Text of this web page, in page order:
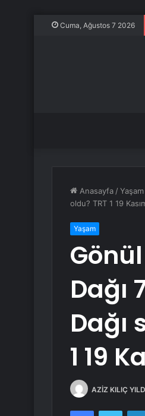
Cuma, Ağustos 7 2026
Anasayfa /Yaşam
oldu? TRT 1 19
Yaşam
Gönül
Dağı
Dağı
1 19
AZİZ KILIÇ
Facebook